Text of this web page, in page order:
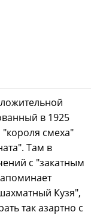
в 1925
смеха"
Там в
с "закатным
Кузя",
так азартно с